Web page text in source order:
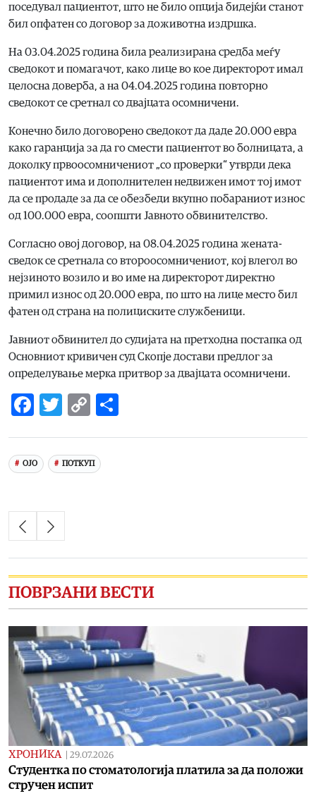
поседувал пациентот, што не било опција бидејќи станот
бил опфатен со договор за доживотна издршка.
На 03.04.2025 година била реализирана средба меѓу
сведокот и помагачот, како лице во кое директорот имал
целосна доверба, а на 04.04.2025 година повторно
сведокот се сретнал со двајцата осомничени.
Конечно било договорено сведокот да даде 20.000 евра
како гаранција за да го смести пациентот во болницата, а
доколку првоосомничениот „со проверки“ утврди дека
пациентот има и дополнителен недвижен имот тој имот
да се продаде за да се обезбеди вкупно побараниот износ
од 100.000 евра, соопшти Јавното обвинителство.
Согласно овој договор, на 08.04.2025 година жената-
сведок се сретнала со второосомничениот, кој влегол во
нејзиното возило и во име на директорот директно
примил износ од 20.000 евра, по што на лице место бил
фатен од страна на полициските службеници.
Јавниот обвинител до судијата на претходна постапка од
Основниот кривичен суд Скопје достави предлог за
определување мерка притвор за двајцата осомничени.
Facebook
Twitter
Copy
ОЈО ПОТКУП
ПОВРЗАНИ ВЕСТИ
ХРОНИКА 29.07.2026
Студентка по стоматологија платила за да положи
стручен испит